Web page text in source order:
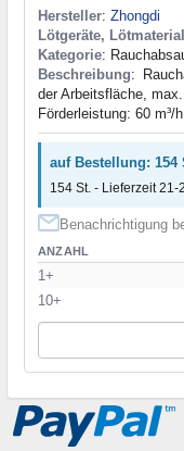
Hersteller: Zhongdi
Lötgeräte, Lötmaterial
Kategorie:
Beschreibung:
der Arbeitsfläche,
Förderleistung: 60 m³/
auf Bestellung: 154
154 St. - Lieferzeit 21-
Benachrichtigung
ANZAHL
1+
10+